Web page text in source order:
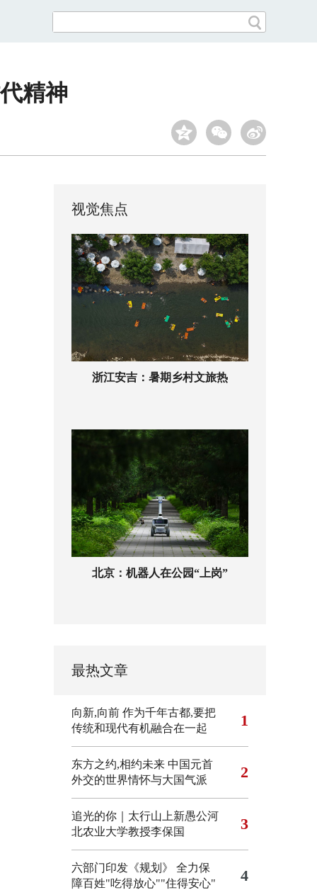
精神
视觉焦点
浙江安吉：暑期乡村文旅热
北京：机器人在公园“上岗”
最热文章
向新,向前 作为千年古都,要把
传统和现代有机融合在一起
1
东方之约,相约未来 中国元首
外交的世界情怀与大国气派
2
追光的你｜太行山上新愚公河
北农业大学教授李保国
3
六部门印发《规划》 全力保
障百姓"吃得放心""住得安心"
4